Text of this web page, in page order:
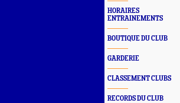
HORAIRES
ENTRAINEMENTS
BOUTIQUE DU CLUB
GARDERIE
CLASSEMENT CLUBS
RECORDS DU CLUB